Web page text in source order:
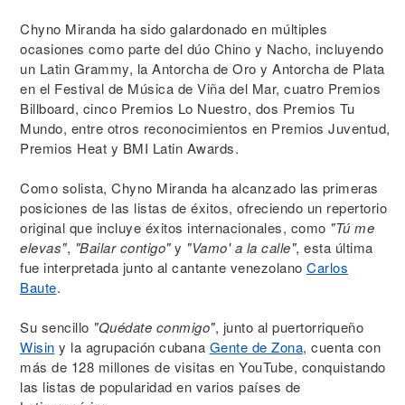
Chyno Miranda ha sido galardonado en múltiples
ocasiones como parte del dúo Chino y Nacho, incluyendo
un Latin Grammy, la Antorcha de Oro y Antorcha de Plata
en el Festival de Música de Viña del Mar, cuatro Premios
Billboard, cinco Premios Lo Nuestro, dos Premios Tu
Mundo, entre otros reconocimientos en Premios Juventud,
Premios Heat y BMI Latin Awards.
Como solista, Chyno Miranda ha alcanzado las primeras
posiciones de las listas de éxitos, ofreciendo un repertorio
original que incluye éxitos internacionales, como "Tú me
elevas", "Bailar contigo"y "Vamo' a la calle", esta última
fue interpretada junto al cantante venezolano Carlos
Baute.
Su sencillo "Quédate conmigo", junto al puertorriqueño
Wisin y la agrupación cubana Gente de Zona, cuenta con
más de 128 millones de visitas en YouTube, conquistando
las listas de popularidad en varios países de